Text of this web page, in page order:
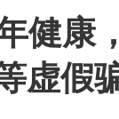
健康
虚假